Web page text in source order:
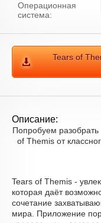
Операционная
система:
Tears of
Описание:
Попробуем
of Themis от
Tears of Themis -
которая даёт
сочетание
мира. Приложение